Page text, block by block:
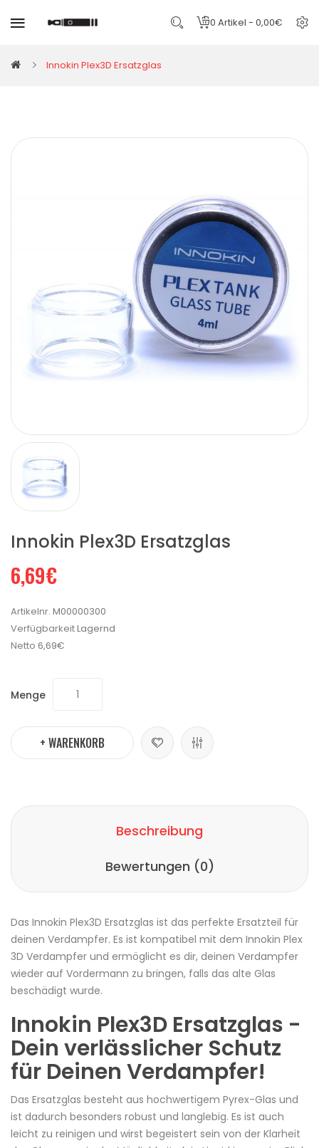
0 Artikel - 0,00€
Innokin Plex3D Ersatzglas
Innokin Plex3D Ersatzglas
6,69€
Artikelnr. M00000300
VerfügbarkeitLagernd
Netto 6,69€
Menge
+ WARENKORB
Beschreibung
Bewertungen (0)
Das Innokin Plex3D Ersatzglas ist das perfekte Ersatzteil für
deinen Verdampfer. Es ist kompatibel mit dem Innokin Plex
3D Verdampfer und ermöglicht es dir, deinen Verdampfer
wieder auf Vordermann zu bringen, falls das alte Glas
beschädigt wurde.
Innokin Plex3D Ersatzglas -
Dein verlässlicher Schutz
für Deinen Verdampfer!
Das Ersatzglas besteht aus hochwertigem Pyrex-Glas und
ist dadurch besonders robust und langlebig. Es ist auch
leicht zu reinigen und wirst begeistert sein von der Klarheit